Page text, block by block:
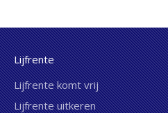
Lijfrente
Lijfrente komt vrij
Lijfrente uitkeren